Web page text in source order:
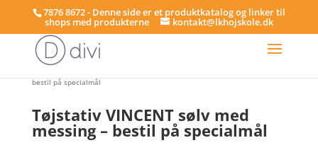
7876 8672 - Denne side er et produktkatalog og linker til
shops med produkterne kontakt@lkhojskole.dk
bestil på specialmål
Tøjstativ VINCENT sølv med
messing – bestil på specialmål